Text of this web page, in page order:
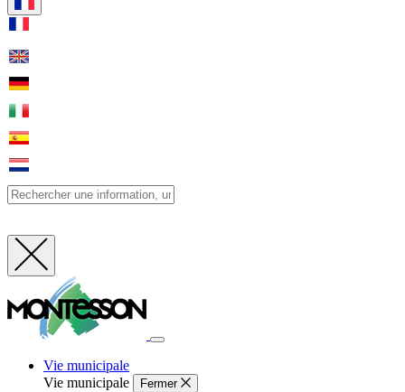
Fermer
recherche
Vie municipale
Vie municipale
Fermer